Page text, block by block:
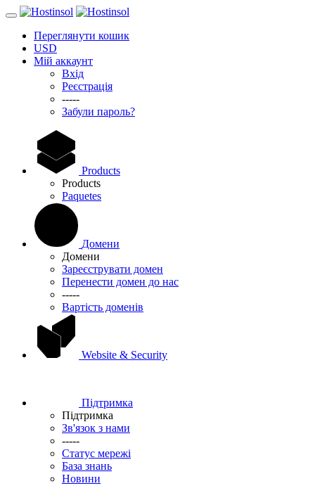
Переглянути кошик
USD
Мій аккаунт
Вхід
Реєстрація
-----
Забули пароль?
Products
Products
Paquetes
Домени
Домени
Зареєструвати домен
Перенести домен до нас
-----
Вартість доменів
Website & Security
Підтримка
Підтримка
Зв'язок з нами
-----
Статус мережі
База знань
Новини